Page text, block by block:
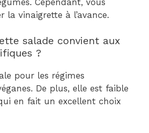
la vinaigrette à l’avance.
salade convient aux
?
pour les régimes
De plus, elle est faible
en fait un excellent choix